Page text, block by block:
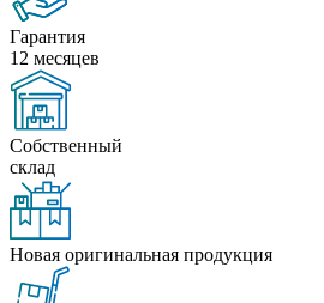
Гарантия
12 месяцев
Собственный
склад
Новая оригинальная продукция